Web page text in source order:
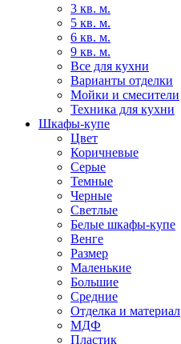
3 кв. м.
5 кв. м.
6 кв. м.
9 кв. м.
Все для кухни
Варианты отделки
Мойки и смесители
Техника для кухни
Шкафы-купе
Цвет
Коричневые
Серые
Темные
Черные
Светлые
Белые шкафы-купе
Венге
Размер
Маленькие
Большие
Средние
Отделка и материал
МДФ
Пластик